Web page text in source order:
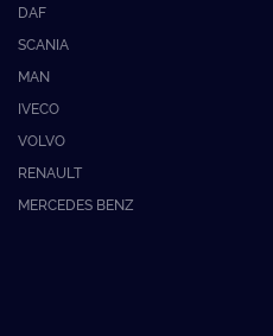
DAF
SCANIA
MAN
IVECO
VOLVO
RENAULT
MERCEDES BENZ